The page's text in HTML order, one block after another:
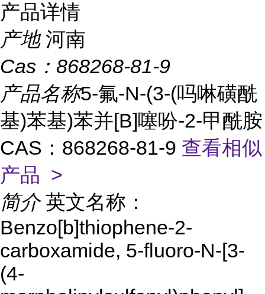
产品详情
产地 河南
Cas： 868268-81-9
产品名称5-氟-N-(3-(吗啉磺酰
基)苯基)苯并[B]噻吩-2-甲酰胺
CAS：868268-81-9 查看相似
产品 >
简介 英文名称：
Benzo[b]thiophene-2-
carboxamide, 5-fluoro-N-[3-
(4-